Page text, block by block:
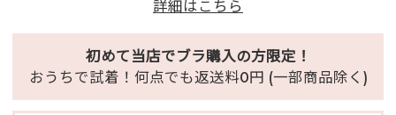
詳細はこちら
初めて当店でブラ購入の方限定！
おうちで試着！何点でも返送料0円 (一部商品除く)